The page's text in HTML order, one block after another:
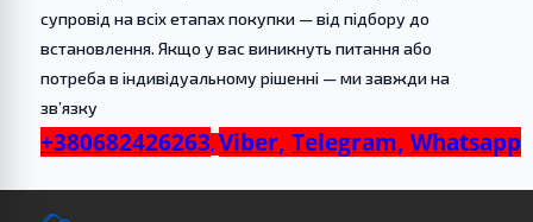
супровід на всіх етапах покупки — від підбору до
встановлення. Якщо у вас виникнуть питання або
потреба в індивідуальному рішенні — ми завжди на
зв’язку
+380682426263, Viber, Telegram, Whatsapp